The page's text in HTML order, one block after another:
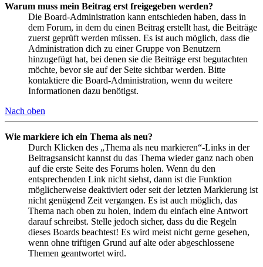
Warum muss mein Beitrag erst freigegeben werden?
Die Board-Administration kann entschieden haben, dass in
dem Forum, in dem du einen Beitrag erstellt hast, die Beiträge
zuerst geprüft werden müssen. Es ist auch möglich, dass die
Administration dich zu einer Gruppe von Benutzern
hinzugefügt hat, bei denen sie die Beiträge erst begutachten
möchte, bevor sie auf der Seite sichtbar werden. Bitte
kontaktiere die Board-Administration, wenn du weitere
Informationen dazu benötigst.
Nach oben
Wie markiere ich ein Thema als neu?
Durch Klicken des „Thema als neu markieren“-Links in der
Beitragsansicht kannst du das Thema wieder ganz nach oben
auf die erste Seite des Forums holen. Wenn du den
entsprechenden Link nicht siehst, dann ist die Funktion
möglicherweise deaktiviert oder seit der letzten Markierung ist
nicht genügend Zeit vergangen. Es ist auch möglich, das
Thema nach oben zu holen, indem du einfach eine Antwort
darauf schreibst. Stelle jedoch sicher, dass du die Regeln
dieses Boards beachtest! Es wird meist nicht gerne gesehen,
wenn ohne triftigen Grund auf alte oder abgeschlossene
Themen geantwortet wird.